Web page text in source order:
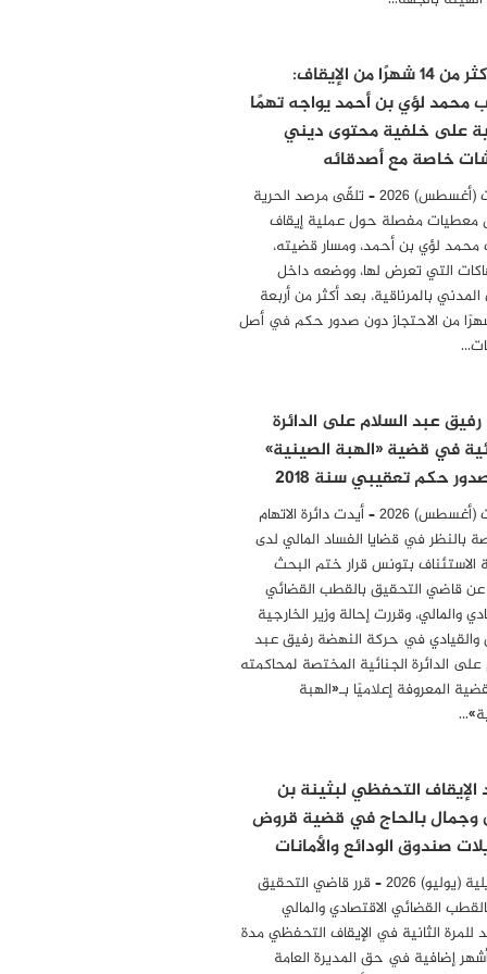
بعد أكثر من 14 شهرًا من الإيقاف:
محمد لؤي بن أحمد يواجه تهمًا
على خلفية محتوى ديني
خاصة مع أصدقائه
04 أوت (أغسطس) 2026 – تلقّى مرصد الحرية
معطيات مفصلة حول عملية إيقاف
محمد لؤي بن أحمد، ومسار قضيته،
التي تعرض لها، ووضعه داخل
بالمرناقية، بعد أكثر من أربعة
من الاحتجاز دون صدور حكم في أصل
رفيق عبد السلام على الدائرة
في قضية «الهبة الصينية»
حكم تعقيبي سنة 2018
04 أوت (أغسطس) 2026 – أيدت دائرة الاتهام
بالنظر في قضايا الفساد المالي لدى
بتونس قرار ختم البحث
عن قاضي التحقيق بالقطب القضائي
والمالي، وقررت إحالة وزير الخارجية
والقيادي في حركة النهضة رفيق عبد
على الدائرة الجنائية المختصة لمحاكمته
المعروفة إعلاميًا بـ«الهبة
الإيقاف التحفظي لبثينة بن
وجمال بالحاج في قضية قروض
صندوق الودائع والأمانات
31 جويلية (يوليو) 2026 – قرر قاضي التحقيق
القضائي الاقتصادي والمالي
للمرة الثانية في الإيقاف التحفظي مدة
إضافية في حق المديرة العامة